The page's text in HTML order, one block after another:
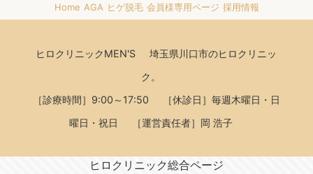
Home AGA ヒゲ脱毛 会員様専用ページ 採用情報
ヒロクリニックMEN'S
埼玉県川口市のヒロクリニッ
ク。
［診療時間］9:00～17:50
［休診日］毎週木曜日・日
曜日・祝日
［運営責任者］岡 浩子
ヒロクリニック総合ページ